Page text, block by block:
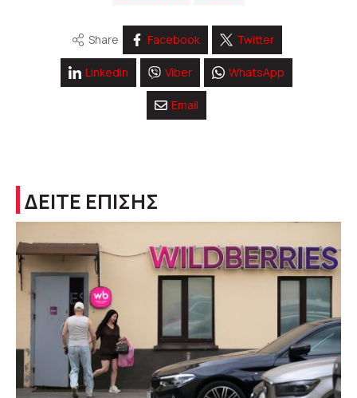
Share Facebook Twitter
Linkedin Viber WhatsApp
Email
ΔΕΙΤΕ ΕΠΙΣΗΣ